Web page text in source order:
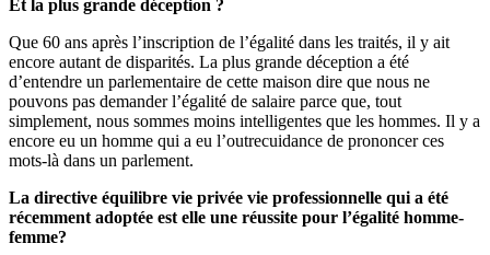
Et la plus grande déception ?
Que 60 ans après l’inscription de l’égalité dans les traités, il y ait
encore autant de disparités. La plus grande déception a été
d’entendre un parlementaire de cette maison dire que nous ne
pouvons pas demander l’égalité de salaire parce que, tout
simplement, nous sommes moins intelligentes que les hommes. Il y a
encore eu un homme qui a eu l’outrecuidance de prononcer ces
mots-là dans un parlement.
La directive équilibre vie privée vie professionnelle qui a été
récemment adoptée est elle une réussite pour l’égalité homme-
femme?